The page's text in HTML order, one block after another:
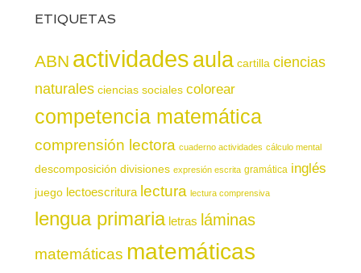
ETIQUETAS
ABN actividadesaula cartilla ciencias
naturales ciencias sociales colorear
competencia matemática
comprensión lectora cuaderno actividades cálculo mental
descomposición divisiones expresión escrita gramática inglés
juego lectoescritura lectura lectura comprensiva
lengua primaria letras láminas
matemáticas matemáticas